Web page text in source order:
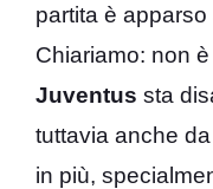
partita è
Chiariamo: non
Juventus sta
tuttavia anche
in più,